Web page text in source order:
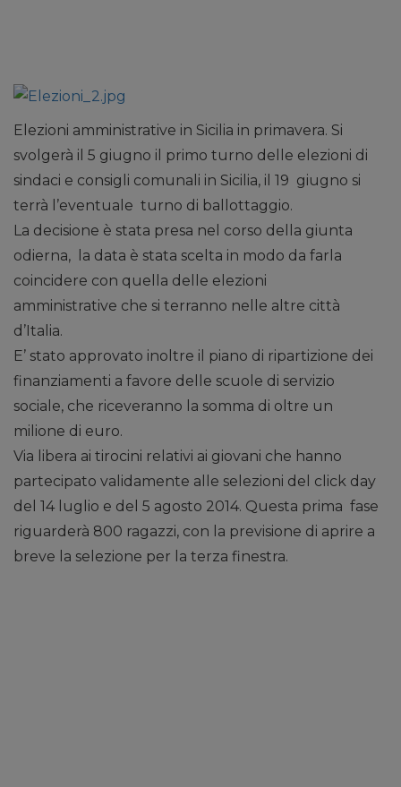
Elezioni amministrative in Sicilia in primavera. Si
svolgerà il 5 giugno il primo turno delle elezioni di
sindaci e consigli comunali in Sicilia, il 19 giugno si
terrà l’eventuale turno di ballottaggio.
La decisione è stata presa nel corso della giunta
odierna, la data è stata scelta in modo da farla
coincidere con quella delle elezioni
amministrative che si terranno nelle altre città
d’Italia.
E’ stato approvato inoltre il piano di ripartizione dei
finanziamenti a favore delle scuole di servizio
sociale, che riceveranno la somma di oltre un
milione di euro.
Via libera ai tirocini relativi ai giovani che hanno
partecipato validamente alle selezioni del click day
del 14 luglio e del 5 agosto 2014. Questa prima fase
riguarderà 800 ragazzi, con la previsione di aprire a
breve la selezione per la terza finestra.